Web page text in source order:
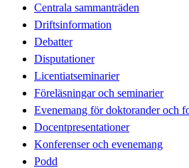
Centrala sammanträden
Driftsinformation
Debatter
Disputationer
Licentiatseminarier
Föreläsningar och seminarier
Evenemang för doktorander och
Docentpresentationer
Konferenser och evenemang
Podd